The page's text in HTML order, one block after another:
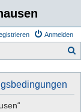
Anmelden